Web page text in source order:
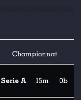
Championnat
Serie A 15m 0b